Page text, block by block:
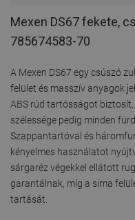
Mexen DS67 fekete,
785674583-70
A Mexen DS67 egy csúszó
felület és masszív anyagok
ABS rúd tartósságot
szélessége pedig minden
Szappantartóval és
kényelmes használatot
sárgaréz végekkel ellátott
garantálnak, míg a sima
tartását.